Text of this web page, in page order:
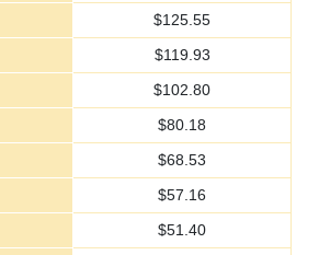
$125.55
$119.93
$102.80
$80.18
$68.53
$57.16
$51.40